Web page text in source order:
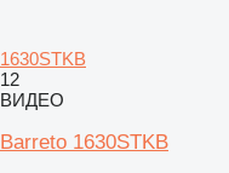
1630STKB
12
ВИДЕО
Barreto 1630STKB